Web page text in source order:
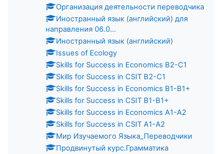
Организация деятельности переводчика
Иностранный язык (английский) для
направления 06.0...
Иностранный язык (английский)
Issues of Ecology
Skills for Success in Economics B2-C1
Skills for Success in CSIT B2-C1
Skills for Success in Economics B1-B1+
Skills for Success in CSIT B1-B1+
Skills for Success in Economics A1-A2
Skills for Success in CSIT A1-A2
Мир Изучаемого Языка_Переводчики
Продвинутый курс.Грамматика